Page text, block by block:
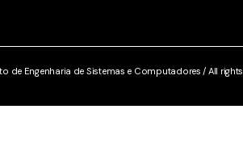
de Engenharia de Sistemas e Computadores / All